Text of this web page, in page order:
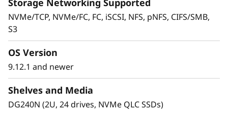
de datos y migraciones de datos. Combine
flash de rendimiento, flash de capacidad y
y almacenamiento de objetos, en un único
'cluster' (conjunto).
Storage Networking Supported
NVMe/TCP, NVMe/FC, FC, iSCSI, NFS, pNFS, CIFS/SMB,
S3
OS Version
9.12.1 and newer
Shelves and Media
DG240N (2U, 24 drives, NVMe QLC SSDs)